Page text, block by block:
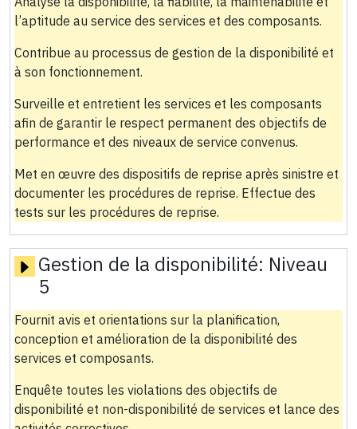
l’aptitude au service des services et des composants.
Contribue au processus de gestion de la disponibilité et
à son fonctionnement.
Surveille et entretient les services et les composants
afin de garantir le respect permanent des objectifs de
performance et des niveaux de service convenus.
Met en œuvre des dispositifs de reprise après sinistre et
documenter les procédures de reprise. Effectue des
tests sur les procédures de reprise.
Gestion de la disponibilité: Niveau
5
Fournit avis et orientations sur la planification,
conception et amélioration de la disponibilité des
services et composants.
Enquête toutes les violations des objectifs de
disponibilité et non-disponibilité de services et lance des